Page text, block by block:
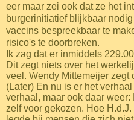
eer maar zei ook dat ze het
burgerinitiatief blijkbaar
vaccins bespreekbaar te
risico's te doorbreken.
Ik zag dat er inmiddels
Dit zegt niets over het
veel. Wendy Mittemeijer zegt
(Later) En nu is er het
verhaal, maar ook daar
zelf voor gekozen. Hoe